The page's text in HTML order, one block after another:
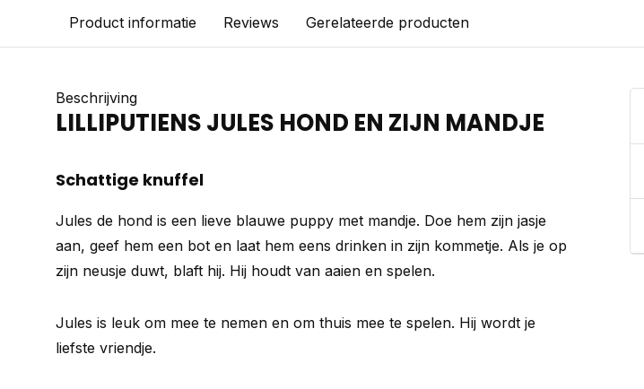
Product informatie Reviews Gerelateerde producten
Beschrijving
LILLIPUTIENS JULES HOND EN ZIJN MANDJE
Schattige knuffel
Jules de hond is een lieve blauwe puppy met mandje. Doe hem zijn jasje
aan, geef hem een bot en laat hem eens drinken in zijn kommetje. Als je op
zijn neusje duwt, blaft hij. Hij houdt van aaien en spelen.
Jules is leuk om mee te nemen en om thuis mee te spelen. Hij wordt je
liefste vriendje.